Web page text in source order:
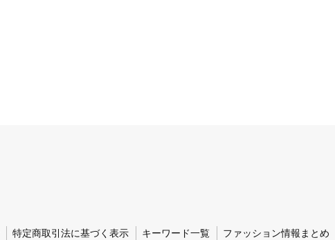
特定商取引法に基づく表示 キーワード一覧 ファッション情報まとめ